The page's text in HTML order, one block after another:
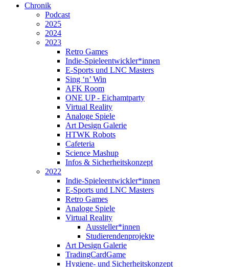
Chronik
Podcast
2025
2024
2023
Retro Games
Indie-Spieleentwickler*innen
E-Sports und LNC Masters
Sing ‘n’ Win
AFK Room
ONE UP - Eichamtparty
Virtual Reality
Analoge Spiele
Art Design Galerie
HTWK Robots
Cafeteria
Science Mashup
Infos & Sicherheitskonzept
2022
Indie-Spieleentwickler*innen
E-Sports und LNC Masters
Retro Games
Analoge Spiele
Virtual Reality
Aussteller*innen
Studierendenprojekte
Art Design Galerie
TradingCardGame
Hygiene- und Sicherheitskonzept